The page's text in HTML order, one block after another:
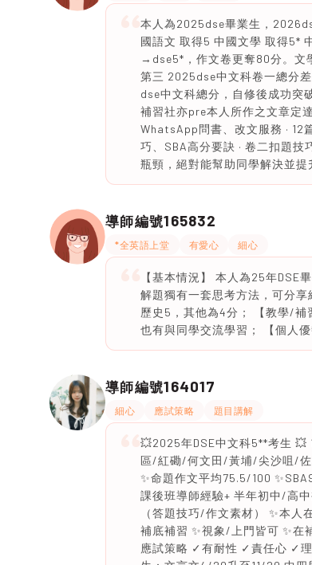
本人為2025dse畢業生，
國語文 取得5 中國文學 取得5*
→dse5*，作文卷更奪80分。文
第三 2025dse中文科卷一總分
dse中文科總分，自修後成功突
補習社亦pre本人所作之文章定
WhatsApp問書、改文服務 · 12
巧、SBA高分要訣 · 卷二扣題
瓶頸，絕對能幫助同學解決並提
導師編號165832
*全英語上堂 有愛心 細心
【基本情況】 本人為25年DSE
解題獨有一套思考方法，可分
歷史5，其他為4分； 【教學/補
也有與同學交流學習； 【個人
導師編號164017
細心 應試策略 題目講解
💥2025年DSE中文科5**考生 💥
區/紅磡/何文田/黃埔/尖沙咀/佐
✨命題作文平均75.5/100
課後班導師經驗+ 半年初中/高
（答題技巧/作文素材） ✨本
補底補習 ✨視象/上門皆可 ✨
應試策略 ✓有耐性 ✓責任心 ✓